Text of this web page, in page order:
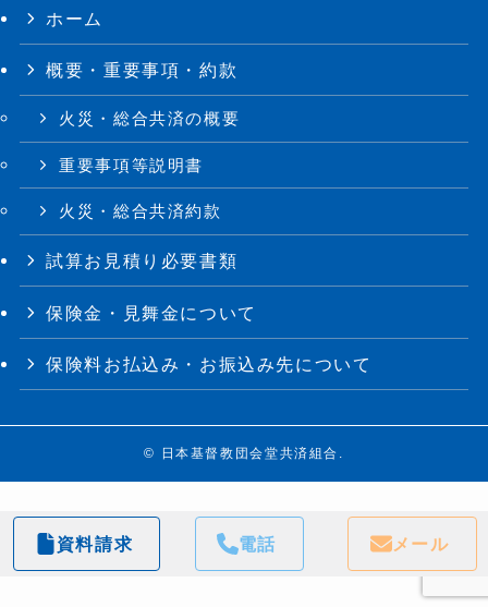
資料請求 電話 メール
ホーム
概要・重要事項・約款
火災・総合共済の概要
重要事項等説明書
火災・総合共済約款
試算お見積り必要書類
保険金・見舞金について
保険料お払込み・お振込み先について
© 日本基督教団会堂共済組合.